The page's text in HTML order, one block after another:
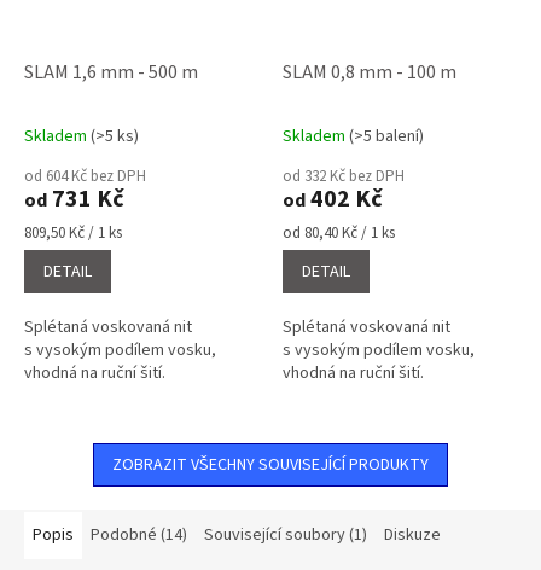
SLAM 1,6 mm - 500 m
Průměrné
hodnocení
produktu
je
4,7
z
hvězdiček.
Skladem (>5 ks)
od 604 Kč bez DPH
od 731 Kč
Měrná
cena:
809,50 Kč / 1 ks
DETAIL
Splétaná voskovaná nit
s vysokým podílem vosku,
vhodná na ruční šití.
SLAM 0,8 mm - 100 m
Průměrné
hodnocení
produktu
je
5,0
z
hvězdiček.
Skladem (>5 balení)
od 332 Kč bez DPH
od402 Kč
Měrná
cena:
od 80,40 Kč / 1 ks
DETAIL
Splétaná voskovaná nit
s vysokým podílem vosku,
vhodná na ruční šití.
ZOBRAZIT VŠECHNY SOUVISEJÍCÍ PRODUKTY
Popis Podobné (14) Související soubory (1) Diskuze